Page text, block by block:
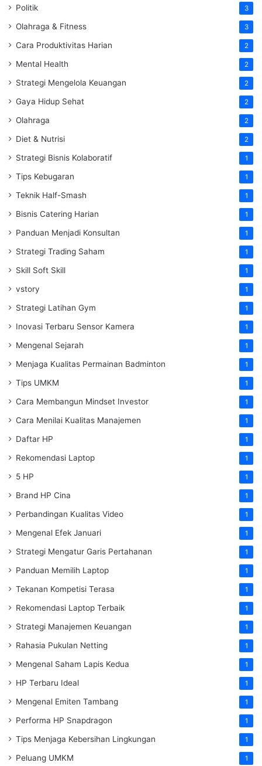
Politik 3
Olahraga & Fitness 3
Cara Produktivitas Harian 2
Mental Health 2
Strategi Mengelola Keuangan 2
Gaya Hidup Sehat 2
Olahraga 2
Diet & Nutrisi 2
Strategi Bisnis Kolaboratif 1
Tips Kebugaran 1
Teknik Half-Smash 1
Bisnis Catering Harian 1
Panduan Menjadi Konsultan 1
Strategi Trading Saham 1
Skill Soft Skill 1
vstory 1
Strategi Latihan Gym 1
Inovasi Terbaru Sensor Kamera 1
Mengenal Sejarah 1
Menjaga Kualitas Permainan Badminton 1
Tips UMKM 1
Cara Membangun Mindset Investor 1
Cara Menilai Kualitas Manajemen 1
Daftar HP 1
Rekomendasi Laptop 1
5 HP 1
Brand HP Cina 1
Perbandingan Kualitas Video 1
Mengenal Efek Januari 1
Strategi Mengatur Garis Pertahanan 1
Panduan Memilih Laptop 1
Tekanan Kompetisi Terasa 1
Rekomendasi Laptop Terbaik 1
Strategi Manajemen Keuangan 1
Rahasia Pukulan Netting 1
Mengenal Saham Lapis Kedua 1
HP Terbaru Ideal 1
Mengenal Emiten Tambang 1
Performa HP Snapdragon 1
Tips Menjaga Kebersihan Lingkungan 1
Peluang UMKM 1